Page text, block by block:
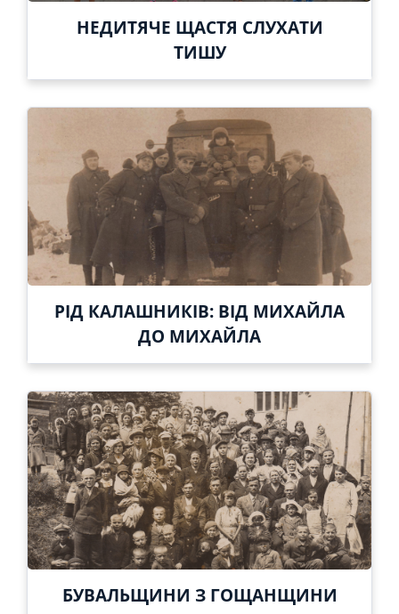
НЕДИТЯЧЕ ЩАСТЯ СЛУХАТИ
ТИШУ
РІД КАЛАШНИКІВ: ВІД МИХАЙЛА
ДО МИХАЙЛА
БУВАЛЬЩИНИ З ГОЩАНЩИНИ